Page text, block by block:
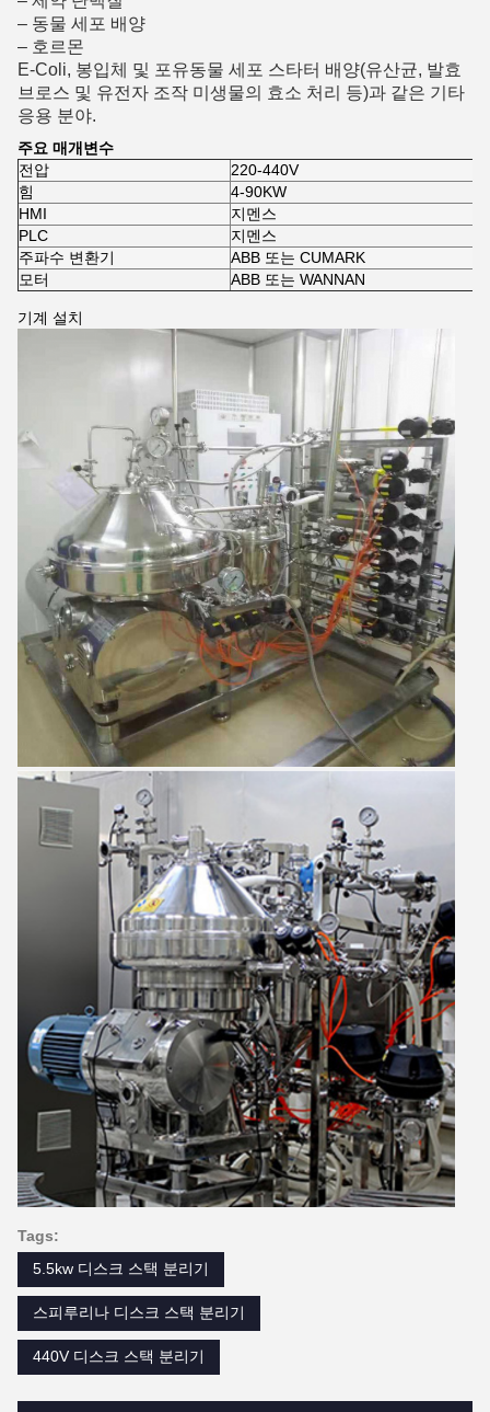
– 동물 세포 배양
– 호르몬
E-Coli, 봉입체 및 포유동물 세포 스타터 배양(유산균, 발효
브로스 및 유전자 조작 미생물의 효소 처리 등)과 같은 기타
응용 분야.
주요 매개변수
전압
220-440V
힘
4-90KW
HMI
지멘스
PLC
지멘스
주파수 변환기
ABB 또는 CUMARK
모터
ABB 또는 WANNAN
기계 설치
Tags:
5.5kw 디스크 스택 분리기
스피루리나 디스크 스택 분리기
440V 디스크 스택 분리기